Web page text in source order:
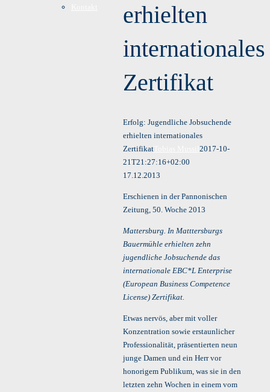
erhielten
internationales
Zertifikat
Erfolg: Jugendliche Jobsuchende
erhielten internationales
ZertifikatTobias Mussil 2017-10-
21T21:27:16+02:00
17.12.2013
Erschienen in der Pannonischen
Zeitung, 50. Woche 2013
Mattersburg. In Matttersburgs
Bauermühle erhielten zehn
jugendliche Jobsuchende das
internationale EBC*L Enterprise
(European Business Competence
License) Zertifikat.
Etwas nervös, aber mit voller
Konzentration sowie erstaunlicher
Professionalität, präsentierten neun
junge Damen und ein Herr vor
honorigem Publikum, was sie in den
letzten zehn Wochen in einem vom